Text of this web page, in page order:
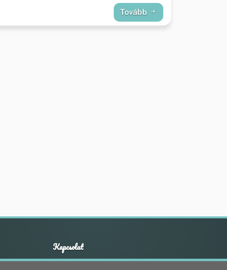
Tovább
Kapcsolat
+36 20 211 1888